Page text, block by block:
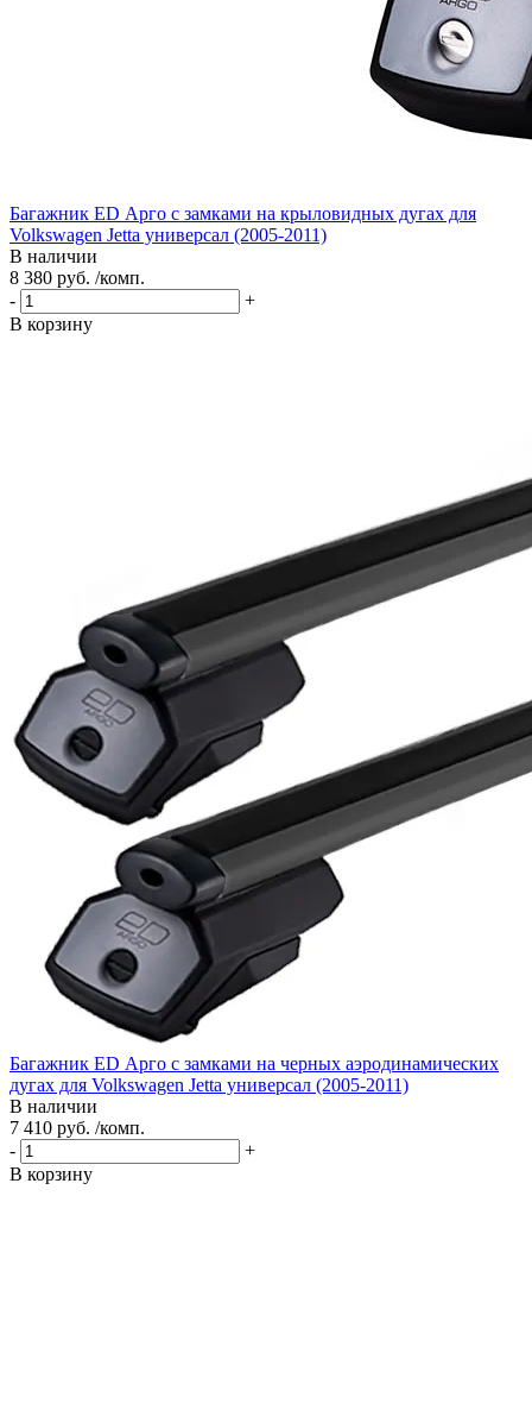
Багажник ED Арго с замками на крыловидных дугах для
Volkswagen Jetta универсал (2005-2011)
В наличии
8 380 руб. /комп.
-
+
В корзину
Багажник ED Арго с замками на черных аэродинамических
дугах для Volkswagen Jetta универсал (2005-2011)
В наличии
7 410 руб. /комп.
-
+
В корзину